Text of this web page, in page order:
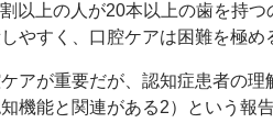
以上の人が20本以上の歯を持
やすく、口腔ケアは困難を極め
アが重要だが、認知症患者の理
機能と関連がある2）という報